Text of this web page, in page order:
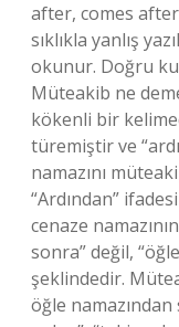
after, comes
sıklıkla yanlış
okunur. Doğru
Müteakib ne
kökenli bir
türemiştir ve
namazını
“Ardından”
cenaze
sonra” değil,
şeklindedir.
öğle